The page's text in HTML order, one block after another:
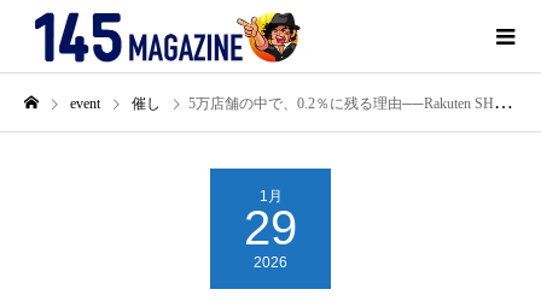
event 催し 5万店舗の中で、0.2％に残る理由──Rakuten SHOP OF THE YEAR 2025が映し出した「二つの異なる勝ち方」
1月
29
2026